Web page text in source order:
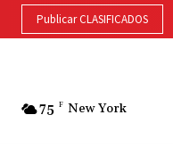
Publicar CLASIFICADOS
75 F New York